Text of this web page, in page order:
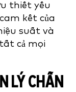
thiết yếu
kết của
suất và
cả mọi
LÝ CHẤN